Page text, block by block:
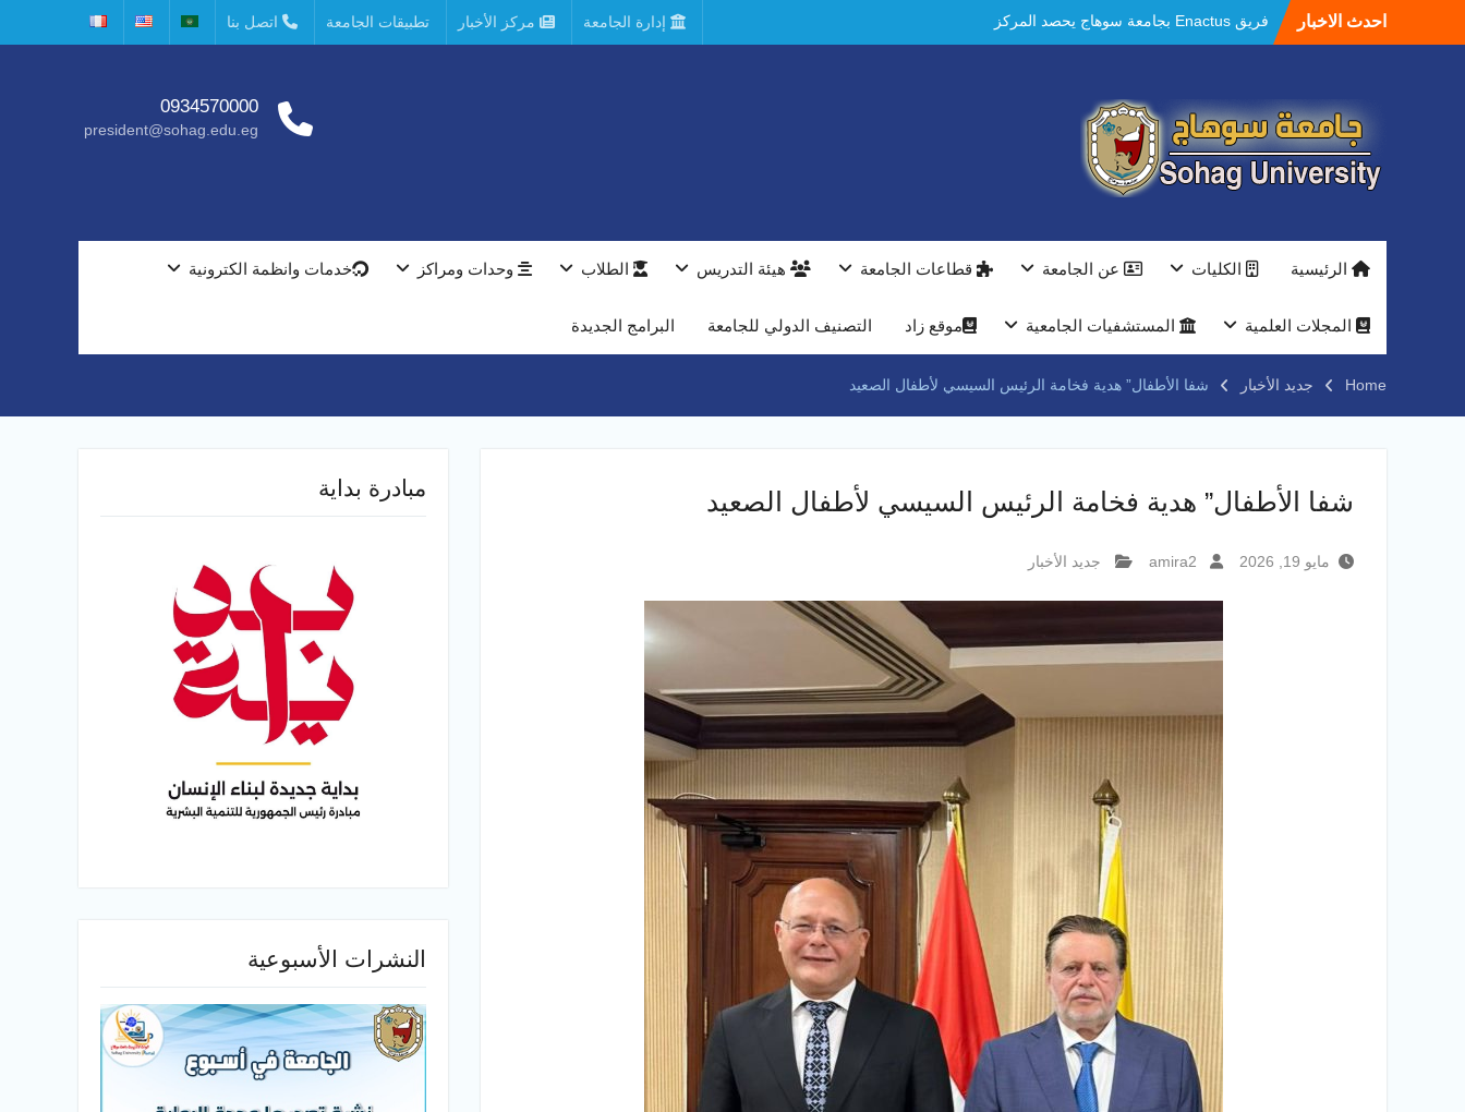
احدث الاخبار
فريق Enactus بجامعة سوهاج يحصد المركز
الاول في الابتكار وتمكين المراة والمركز الثاني
مستشفيات سوهاج الجامعية تحقق إنجازًا طبيًا
جديدًا و تنجح في علاج 3 حالات أكالازيا بتقنية
POEM دون جراحة .
النعماني يلتقي بمدير امن سوهاج الجديد لتقديم
بمعرض الاكاديمية العسكريه علي هامش
النعماني والمدير التنفيذي لشركة وادي النيل
جامعة سوهاج تفتح أبوابها لطلاب الثانوية العامة
إدارة الجامعة مركز الأخبار تطبيقات الجامعة اتصل بنا
0934570000
president@sohag.edu.eg
الرئيسية الكليات عن الجامعة قطاعات الجامعة هيئة التدريس الطلاب وحدات ومراكز خدمات وانظمة الكترونية
المجلات العلمية المستشفيات الجامعية موقع زاد التصنيف الدولي للجامعة البرامج الجديدة
Home جديد الأخبار شفا الأطفال” هدية فخامة الرئيس السيسي لأطفال الصعيد
شفا الأطفال” هدية فخامة الرئيس السيسي لأطفال الصعيد
مايو 19, 2026 amira2 جديد الأخبار
مبادرة بداية
النشرات الأسبوعية